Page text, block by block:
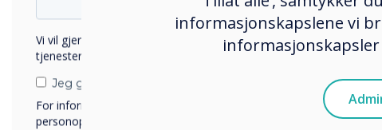
solution
needs"
Queens
informasjonskapslene vi
Vi vil gjerne kontakte deg angående våre produkter og
tjenester via e-post, telefon eller post.
Jeg godtar å motta kommunikasjon fra Clevertouch.
For informasjon om hvordan vi samler inn og bruker
personopplysningene dine, se vår